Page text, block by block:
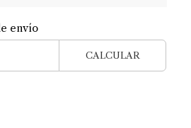
envío
CALCULAR